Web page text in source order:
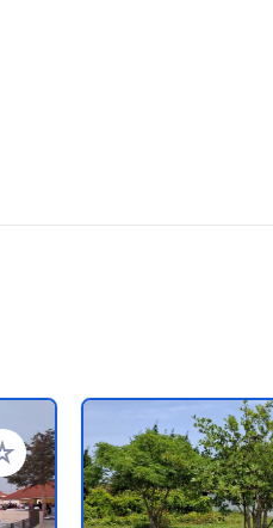
à vos favoris